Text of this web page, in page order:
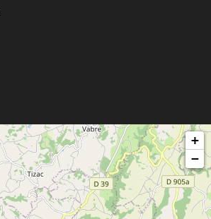
+
−